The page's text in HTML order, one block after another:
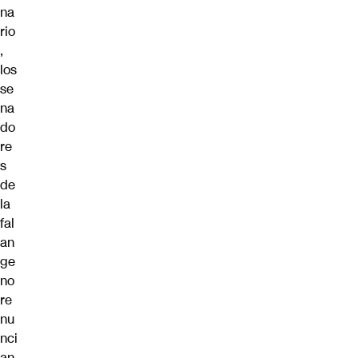
na
rio
,
los
se
na
do
re
s
de
la
fal
an
ge
no
re
nu
nci